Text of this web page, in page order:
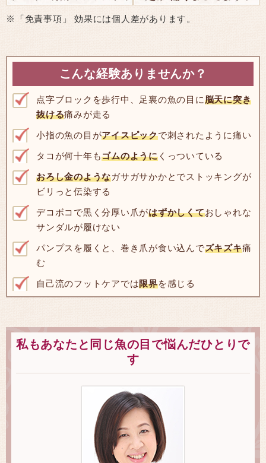
※「免責事項」 効果には個人差があります。
こんな経験ありませんか？
点字ブロックを歩行中、足裏の魚の目に脳天に突き
抜ける痛みが走る
小指の魚の目がアイスピックで刺されたように痛い
タコが何十年もゴムのようにくっついている
おろし金のようなガサガサかかとでストッキングが
ビリっと伝染する
デコボコで黒く分厚い爪がはずかしくておしゃれな
サンダルが履けない
パンプスを履くと、巻き爪が食い込んでズキズキ痛
む
自己流のフットケアでは限界を感じる
私もあなたと同じ魚の目で悩んだひとりで
す